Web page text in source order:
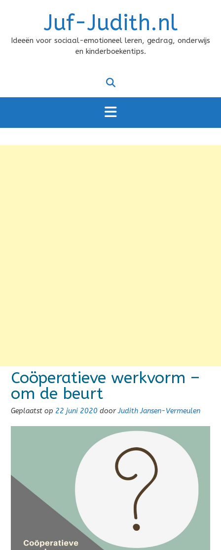
Juf-Judith.nl
Ideeën voor sociaal-emotioneel leren, gedrag, onderwijs
en kinderboekentips.
Coöperatieve werkvorm –
om de beurt
Geplaatst op 22 juni 2020 doorJudith Jansen-Vermeulen